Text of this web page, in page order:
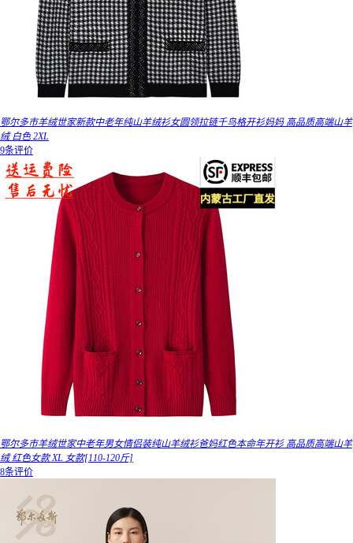
鄂尔多市羊绒世家新款中老年纯山羊绒衫女圆领拉链千鸟格开衫妈妈 高品质高端山羊
绒 白色 2XL
9条评价
鄂尔多市羊绒世家中老年男女情侣装纯山羊绒衫爸妈红色本命年开衫 高品质高端山羊
绒 红色女款 XL 女款[110-120斤]
8条评价